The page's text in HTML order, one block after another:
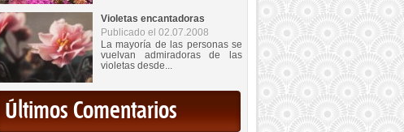
Violetas encantadoras
Publicado el 02.07.2008
La mayoría de las personas se
vuelvan admiradoras de las
violetas desde...
Últimos Comentarios